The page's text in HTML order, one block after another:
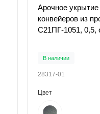
Арочное
конвейеров из
С21ПГ-1051, 0,5,
В наличии
28317-01
Цвет